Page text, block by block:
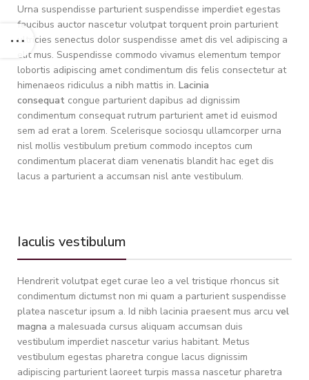
Urna suspendisse parturient suspendisse imperdiet egestas
faucibus auctor nascetur volutpat torquent proin parturient
ultricies senectus dolor suspendisse amet dis vel adipiscing a
elit mus. Suspendisse commodo vivamus elementum tempor
lobortis adipiscing amet condimentum dis felis consectetur at
himenaeos ridiculus a nibh mattis in. Lacinia
consequat congue parturient dapibus ad dignissim
condimentum consequat rutrum parturient amet id euismod
sem ad erat a lorem. Scelerisque sociosqu ullamcorper urna
nisl mollis vestibulum pretium commodo inceptos cum
condimentum placerat diam venenatis blandit hac eget dis
lacus a parturient a accumsan nisl ante vestibulum.
Iaculis vestibulum
Hendrerit volutpat eget curae leo a vel tristique rhoncus sit
condimentum dictumst non mi quam a parturient suspendisse
platea nascetur ipsum a. Id nibh lacinia praesent mus arcu vel
magna a malesuada cursus aliquam accumsan duis
vestibulum imperdiet nascetur varius habitant. Metus
vestibulum egestas pharetra congue lacus dignissim
adipiscing parturient laoreet turpis massa nascetur pharetra